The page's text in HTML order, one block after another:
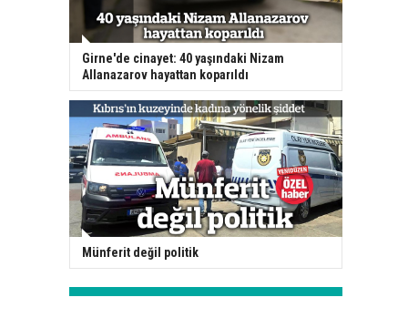
Girne'de cinayet: 40 yaşındaki Nizam
Allanazarov hayattan koparıldı
Münferit değil politik